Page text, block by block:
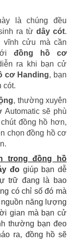
là chúng đều
ra từdây cót.
vĩnh cửu mà cần
đồng hồ cơ
ra khi bạn cử
cơ Handing, bạn
cót.
, thường xuyên
Automatic sẽ phù
đồng hồ hơn,
chọn đồng hồ cơ
trong đồng hồ
đo giúp bạn dễ
trữ đang là bao
có chỉ số đó mà
năng lượng
gian mà bạn cử
thường bạn đeo
ra, đồng hồ sẽ